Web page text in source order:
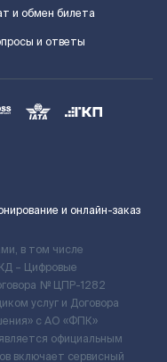
и обмен билета
и ответы
и онлайн-заказ
в том числе
– Цифровые
№ ЦПР-1282
услуг и Договора
c АО «ФПК»
официальным
включает сервисный